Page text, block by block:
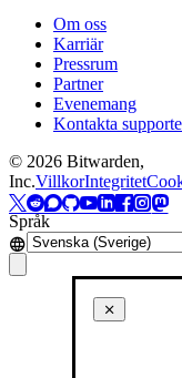
Om oss
Karriär
Pressrum
Partner
Evenemang
Kontakta
© 2026 Bitwarden,
Inc.VillkorIntegritet
Språk